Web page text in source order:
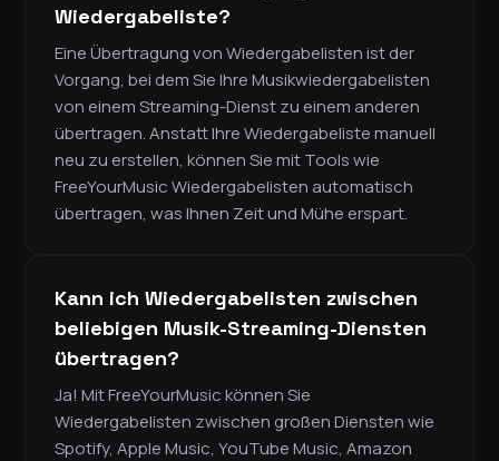
Wiedergabeliste?
Eine Übertragung von Wiedergabelisten ist der
Vorgang, bei dem Sie Ihre Musikwiedergabelisten
von einem Streaming-Dienst zu einem anderen
übertragen. Anstatt Ihre Wiedergabeliste manuell
neu zu erstellen, können Sie mit Tools wie
FreeYourMusic Wiedergabelisten automatisch
übertragen, was Ihnen Zeit und Mühe erspart.
Kann ich Wiedergabelisten zwischen
beliebigen Musik-Streaming-Diensten
übertragen?
Ja! Mit FreeYourMusic können Sie
Wiedergabelisten zwischen großen Diensten wie
Spotify, Apple Music, YouTube Music, Amazon